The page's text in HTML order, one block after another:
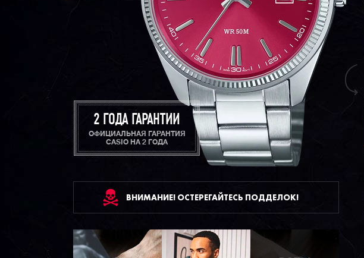
2 ГОДА ГАРАНТИИ
ОФИЦИАЛЬНАЯ ГАРАНТИЯ
CASIO НА 2 ГОДА
ВНИМАНИЕ! ОСТЕРЕГАЙТЕСЬ ПОДДЕЛОК!